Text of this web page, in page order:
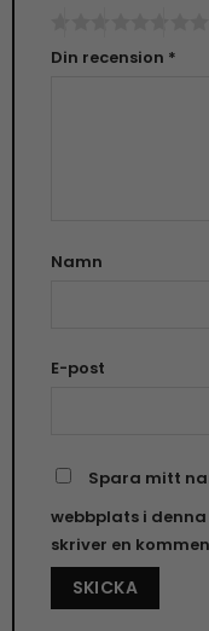
Din recension *
Namn
E-post
Spara mitt
webbplats i
skriver en